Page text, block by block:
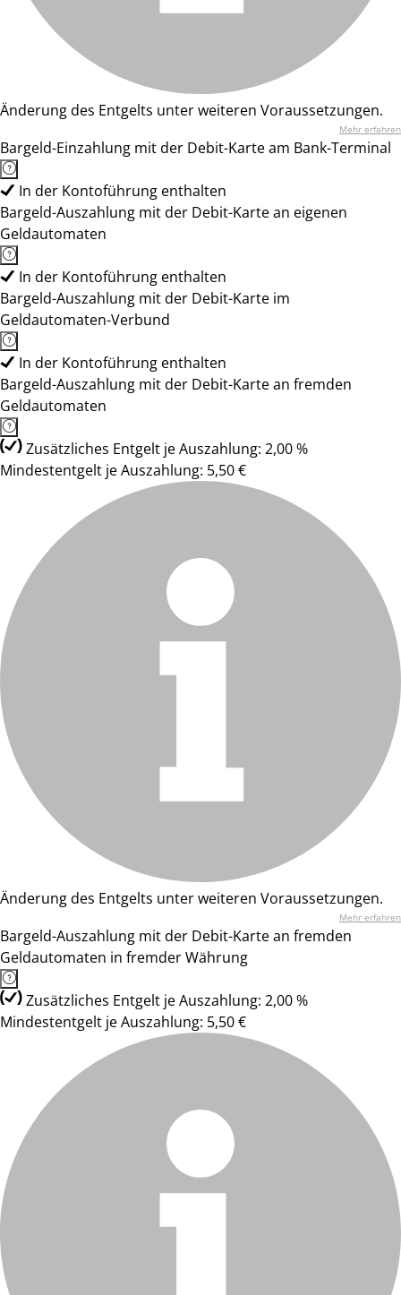
Änderung des Entgelts unter weiteren Voraussetzungen.
Mehr erfahren
Bargeld-Einzahlung mit der Debit-Karte am Bank-Terminal
In der Kontoführung enthalten
Bargeld-Auszahlung mit der Debit-Karte an eigenen
Geldautomaten
In der Kontoführung enthalten
Bargeld-Auszahlung mit der Debit-Karte im
Geldautomaten-Verbund
In der Kontoführung enthalten
Bargeld-Auszahlung mit der Debit-Karte an fremden
Geldautomaten
Zusätzliches Entgelt je Auszahlung: 2,00 %
Mindestentgelt je Auszahlung: 5,50 €
Änderung des Entgelts unter weiteren Voraussetzungen.
Mehr erfahren
Bargeld-Auszahlung mit der Debit-Karte an fremden
Geldautomaten in fremder Währung
Zusätzliches Entgelt je Auszahlung: 2,00 %
Mindestentgelt je Auszahlung: 5,50 €